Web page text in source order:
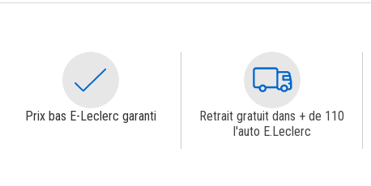
Prix bas E-Leclerc garanti
Retrait gratuit dans + de 110
l'auto E.Leclerc